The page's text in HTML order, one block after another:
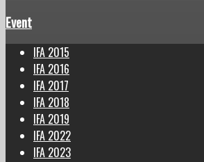
Event
IFA 2015
IFA 2016
IFA 2017
IFA 2018
IFA 2019
IFA 2022
IFA 2023